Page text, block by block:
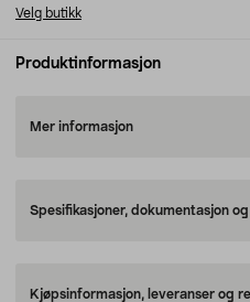
Velg butikk
Produktinformasjon
Mer informasjon
Spesifikasjoner, dokumentasjon
Kjøpsinformasjon, leveranser og